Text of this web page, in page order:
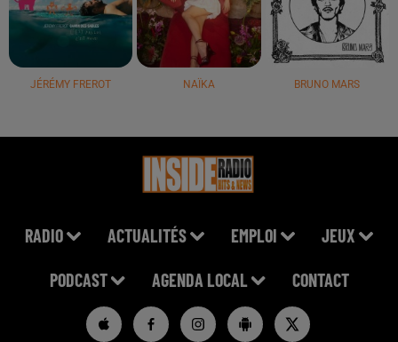
JÉRÉMY FREROT NAÏKA BRUNO MARS
RADIO ACTUALITÉS EMPLOI JEUX
PODCAST AGENDA LOCAL CONTACT